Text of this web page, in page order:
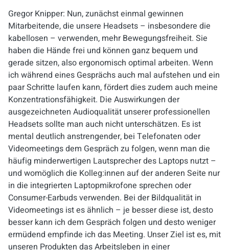
Gregor Knipper: Nun, zunächst einmal gewinnen
Mitarbeitende, die unsere Headsets – insbesondere die
kabellosen – verwenden, mehr Bewegungsfreiheit. Sie
haben die Hände frei und können ganz bequem und
gerade sitzen, also ergonomisch optimal arbeiten. Wenn
ich während eines Gesprächs auch mal aufstehen und ein
paar Schritte laufen kann, fördert dies zudem auch meine
Konzentrationsfähigkeit. Die Auswirkungen der
ausgezeichneten Audioqualität unserer professionellen
Headsets sollte man auch nicht unterschätzen. Es ist
mental deutlich anstrengender, bei Telefonaten oder
Videomeetings dem Gespräch zu folgen, wenn man die
häufig minderwertigen Lautsprecher des Laptops nutzt –
und womöglich die Kolleg:innen auf der anderen Seite nur
in die integrierten Laptopmikrofone sprechen oder
Consumer-Earbuds verwenden. Bei der Bildqualität in
Videomeetings ist es ähnlich – je besser diese ist, desto
besser kann ich dem Gespräch folgen und desto weniger
ermüdend empfinde ich das Meeting. Unser Ziel ist es, mit
unseren Produkten das Arbeitsleben in einer